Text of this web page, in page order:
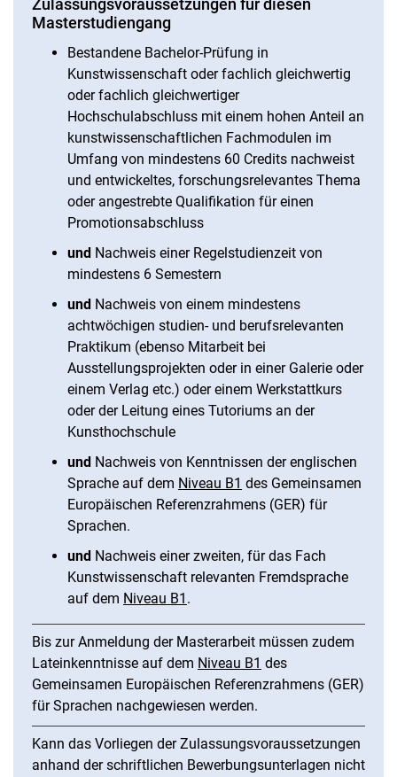
Bewerbung mit ausländischen Zeugnissen
Zulassungsvoraussetzungen für diesen
Masterstudiengang
Bestandene Bachelor-Prüfung in
Kunstwissenschaft oder fachlich gleichwertig
oder fachlich gleichwertiger
Hochschulabschluss mit einem hohen Anteil an
kunstwissenschaftlichen Fachmodulen im
Umfang von mindestens 60 Credits nachweist
und entwickeltes, forschungsrelevantes Thema
oder angestrebte Qualifikation für einen
Promotionsabschluss
und Nachweis einer Regelstudienzeit von
mindestens 6 Semestern
und Nachweis von einem mindestens
achtwöchigen studien- und berufsrelevanten
Praktikum (ebenso Mitarbeit bei
Ausstellungsprojekten oder in einer Galerie oder
einem Verlag etc.) oder einem Werkstattkurs
oder der Leitung eines Tutoriums an der
Kunsthochschule
und Nachweis von Kenntnissen der englischen
Sprache auf dem Niveau B1 des Gemeinsamen
Europäischen Referenzrahmens (GER) für
Sprachen.
und Nachweis einer zweiten, für das Fach
Kunstwissenschaft relevanten Fremdsprache
auf dem Niveau B1 .
Bis zur Anmeldung der Masterarbeit müssen zudem
Lateinkenntnisse auf dem Niveau B1 des
Gemeinsamen Europäischen Referenzrahmens (GER)
für Sprachen nachgewiesen werden.
Kann das Vorliegen der Zulassungsvoraussetzungen
anhand der schriftlichen Bewerbungsunterlagen nicht